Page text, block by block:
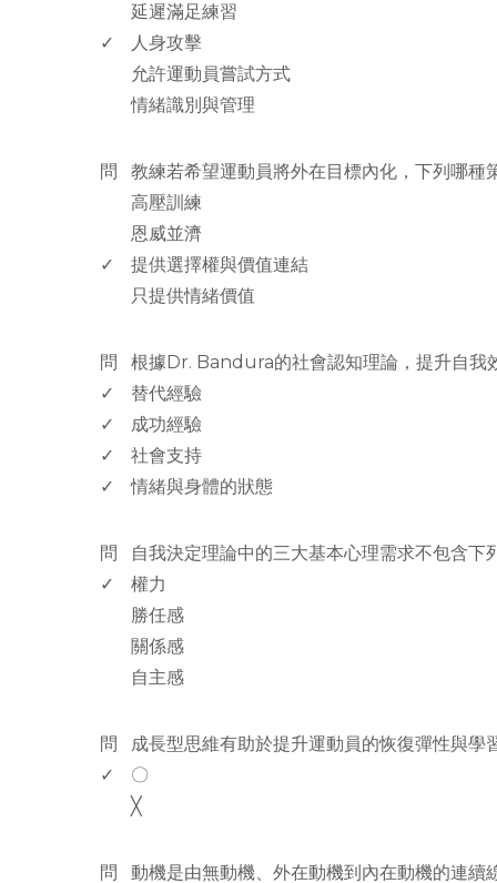
延遲滿足練習
✓
人身攻擊
允許運動員嘗試方式
情緒識別與管理
問
教練若希望運動員將外在目標內化，下列哪種
高壓訓練
恩威並濟
✓
提供選擇權與價值連結
只提供情緒價值
問
根據Dr. Bandura的社會認知理論，提升自我
✓
替代經驗
✓
成功經驗
✓
社會支持
✓
情緒與身體的狀態
問
自我決定理論中的三大基本心理需求不包含下
✓
權力
勝任感
關係感
自主感
問
成長型思維有助於提升運動員的恢復彈性與學
✓
〇
╳
問
動機是由無動機、外在動機到內在動機的連續